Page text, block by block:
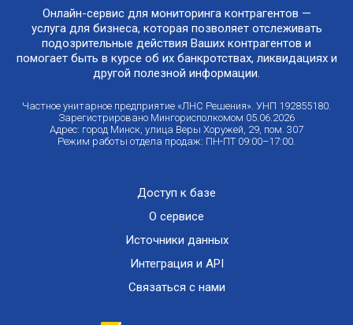
Онлайн-сервис для мониторинга контрагентов —
услуга для бизнеса, которая позволяет отслеживать
подозрительные действия Ваших контрагентов и
помогает быть в курсе об их банкротствах, ликвидациях и
другой полезной информации.
Частное унитарное предприятие «ЛНС Решения». УНП 192855180.
Зарегистрировано Мингорисполкомом 05.06.2026
Адрес: город Минск, улица Веры Хоружей, 29, пом. 307
Режим работы отдела продаж: ПН-ПТ 09:00–17:00.
Доступ к базе
О сервисе
Источники данных
Интеграция и API
Связаться с нами